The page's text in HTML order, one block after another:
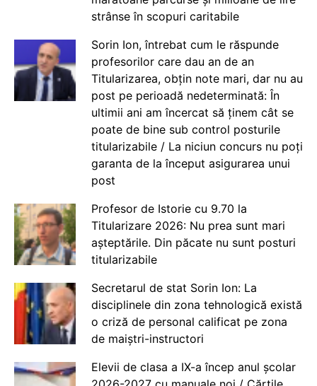
strânse în scopuri caritabile
Sorin Ion, întrebat cum le răspunde
profesorilor care dau an de an
Titularizarea, obțin note mari, dar nu au
post pe perioadă nedeterminată: În
ultimii ani am încercat să ținem cât se
poate de bine sub control posturile
titularizabile / La niciun concurs nu poți
garanta de la început asigurarea unui
post
Profesor de Istorie cu 9.70 la
Titularizare 2026: Nu prea sunt mari
așteptările. Din păcate nu sunt posturi
titularizabile
Secretarul de stat Sorin Ion: La
disciplinele din zona tehnologică există
o criză de personal calificat pe zona
de maiștri-instructori
Elevii de clasa a IX-a încep anul școlar